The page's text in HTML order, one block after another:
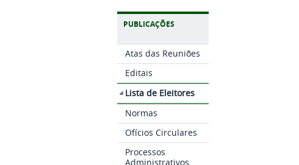
PUBLICAÇÕES
Atas das Reuniões
Editais
Lista de Eleitores
Normas
Ofícios Circulares
Processos
Administrativos